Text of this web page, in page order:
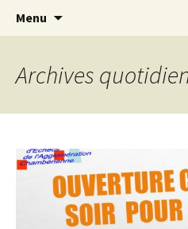
Club d échecs
agglomération
chambérienne
Les échecs pour tous
Menu
Archives